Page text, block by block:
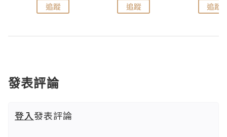
追蹤 追蹤 追蹤
發表評論
登入發表評論